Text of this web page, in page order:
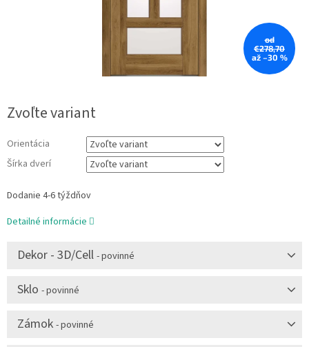
od
€278,70
až –30 %
Zvoľte variant
Orientácia
Šírka dverí
Dodanie 4-6 týždňov
Detailné informácie
Dekor - 3D/Cell- povinné
Sklo - povinné
Zámok- povinné